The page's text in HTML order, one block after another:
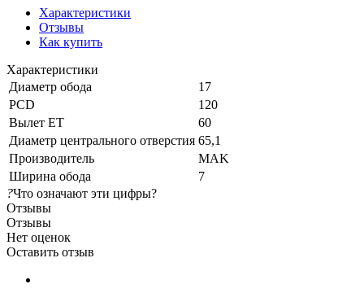
Характеристики
Отзывы
Как купить
Характеристики
Диаметр обода
17
PCD
120
Вылет ET
60
Диаметр центрального отверстия 65,1
Производитель
MAK
Ширина обода
7
?Что означают эти цифры?
Отзывы
Отзывы
Нет оценок
Оставить отзыв